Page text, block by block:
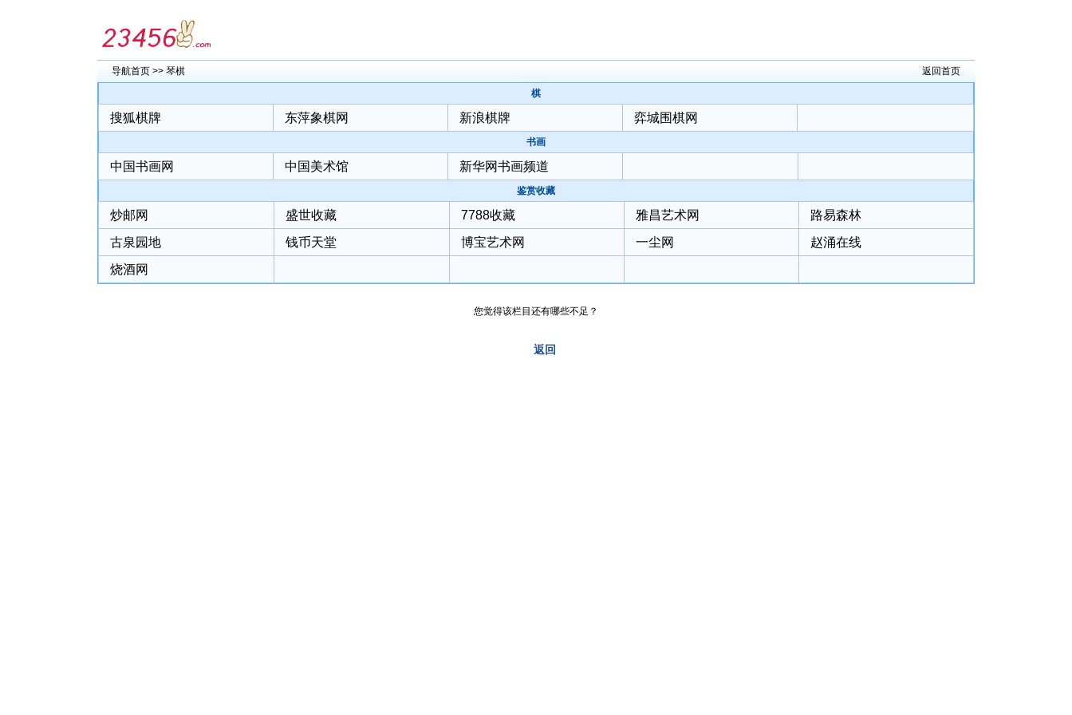
导航首页 >> 琴棋
返回首页
棋
搜狐棋牌 东萍象棋网 新浪棋牌 弈城围棋网
书画
中国书画网 中国美术馆 新华网书画频道
鉴赏收藏
炒邮网 盛世收藏 7788收藏 雅昌艺术网
路易森林
古泉园地
钱币天堂 博宝艺术网 一尘网
赵涌在线
烧酒网
您觉得该栏目还有哪些不足 ？
返回